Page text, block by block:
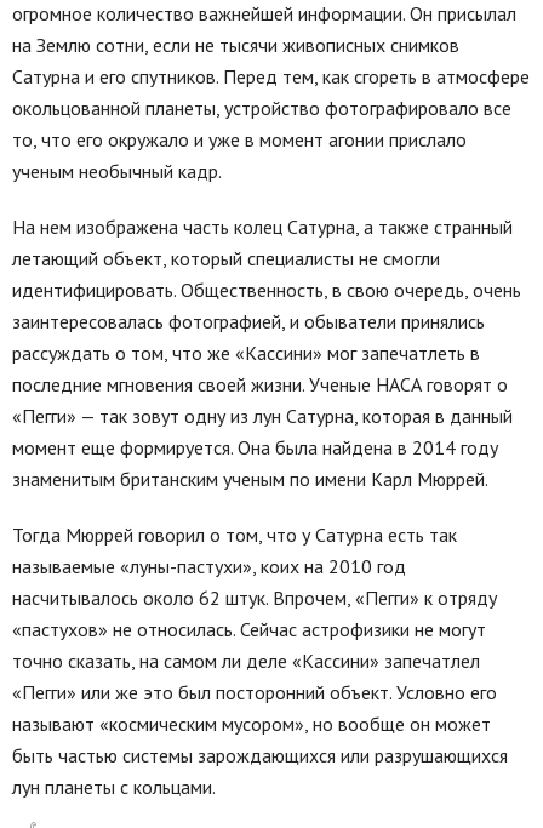
огромное количество важнейшей информации. Он присылал
на Землю сотни, если не тысячи живописных снимков
Сатурна и его спутников. Перед тем, как сгореть в атмосфере
окольцованной планеты, устройство фотографировало все
то, что его окружало и уже в момент агонии прислало
ученым необычный кадр.
На нем изображена часть колец Сатурна, а также странный
летающий объект, который специалисты не смогли
идентифицировать. Общественность, в свою очередь, очень
заинтересовалась фотографией, и обыватели принялись
рассуждать о том, что же «Кассини» мог запечатлеть в
последние мгновения своей жизни. Ученые НАСА говорят о
«Пегги» — так зовут одну из лун Сатурна, которая в данный
момент еще формируется. Она была найдена в 2014 году
знаменитым британским ученым по имени Карл Мюррей.
Тогда Мюррей говорил о том, что у Сатурна есть так
называемые «луны-пастухи», коих на 2010 год
насчитывалось около 62 штук. Впрочем, «Пегги» к отряду
«пастухов» не относилась. Сейчас астрофизики не могут
точно сказать, на самом ли деле «Кассини» запечатлел
«Пегги» или же это был посторонний объект. Условно его
называют «космическим мусором», но вообще он может
быть частью системы зарождающихся или разрушающихся
лун планеты с кольцами.